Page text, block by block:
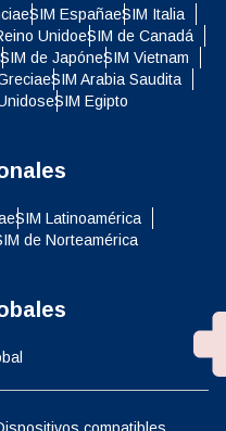
eSIM EspañaeSIM Italia
UnidoeSIM de Canadá
de JapóneSIM Vietnam
eSIM Arabia Saudita
eSIM Egipto
eSIM Latinoamérica
de Norteamérica